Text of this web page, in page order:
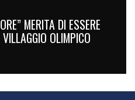
MERITA DI ESSERE
OLIMPICO